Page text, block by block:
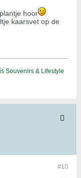
hoor
kaarsvet op de
Souvenirs & Lifestyle
#10